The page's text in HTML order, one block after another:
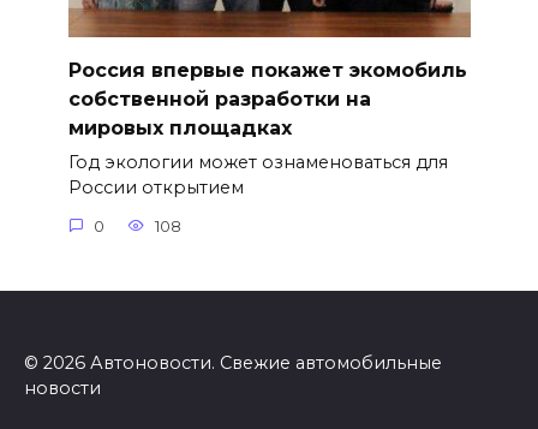
Россия впервые покажет экомобиль
собственной разработки на
мировых площадках
Год экологии может ознаменоваться для
России открытием
0 108
© 2026 Автоновости. Свежие автомобильные
новости